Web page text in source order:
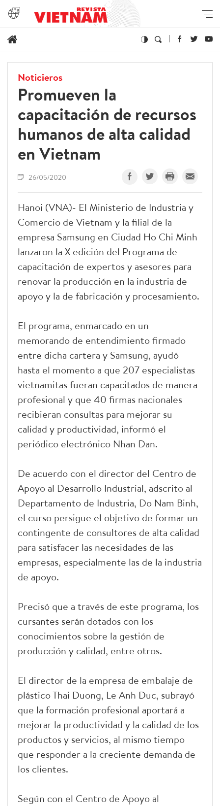
Noticieros
Promueven la
capacitación de recursos
humanos de alta calidad
en Vietnam
26/05/2020
Hanoi (VNA)- El Ministerio de Industria y
Comercio de Vietnam y la filial de la
empresa Samsung en Ciudad Ho Chi Minh
lanzaron la X edición del Programa de
capacitación de expertos y asesores para
renovar la producción en la industria de
apoyo y la de fabricación y procesamiento.
El programa, enmarcado en un
memorando de entendimiento firmado
entre dicha cartera y Samsung, ayudó
hasta el momento a que 207 especialistas
vietnamitas fueran capacitados de manera
profesional y que 40 firmas nacionales
recibieran consultas para mejorar su
calidad y productividad, informó el
periódico electrónico Nhan Dan.
De acuerdo con el director del Centro de
Apoyo al Desarrollo Industrial, adscrito al
Departamento de Industria, Do Nam Binh,
el curso persigue el objetivo de formar un
contingente de consultores de alta calidad
para satisfacer las necesidades de las
empresas, especialmente las de la industria
de apoyo.
Precisó que a través de este programa, los
cursantes serán dotados con los
conocimientos sobre la gestión de
producción y calidad, entre otros.
El director de la empresa de embalaje de
plástico Thai Duong, Le Anh Duc, subrayó
que la formación profesional aportará a
mejorar la productividad y la calidad de los
productos y servicios, al mismo tiempo
que responder a la creciente demanda de
los clientes.
Según con el Centro de Apoyo al